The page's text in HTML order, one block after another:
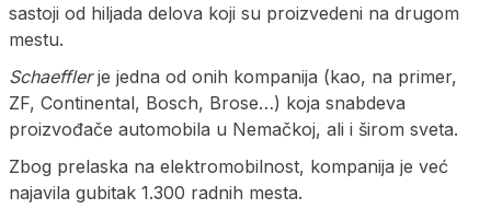
sastoji od hiljada delova koji su proizvedeni na drugom
mestu.
Schaefflerje jedna od onih kompanija (kao, na primer,
ZF, Continental, Bosch, Brose…) koja snabdeva
proizvođače automobila u Nemačkoj, ali i širom sveta.
Zbog prelaska na elektromobilnost, kompanija je već
najavila gubitak 1.300 radnih mesta.